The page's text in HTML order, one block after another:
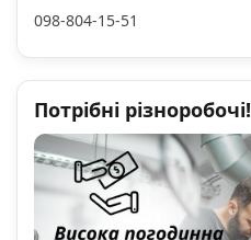
098-804-15-51
Потрібні різноробочі!